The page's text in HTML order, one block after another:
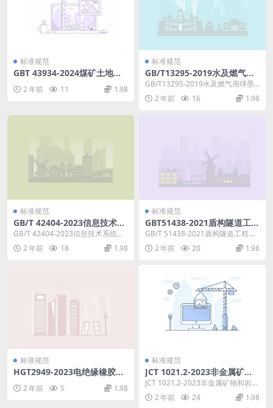
标准规范
GBT 43934-2024煤矿土地复
垦与生态修复技术规范.pdf
2 年前 11 1.98
标准规范
GB/T13295-2019水及燃气用
球墨铸铁管管件和附件含2021
年第一号修改单.pdf
GB/T13295-2019水及燃气用球墨
铸铁管管件和附件含2021年第一号
修改...2 年前 16 1.98
标准规范
GB/T 42404-2023信息技术系
统间远程通信和信息交换局域
网和城域网桥接局域网用时间
敏感应用的定时和同步.pdf
GB/T 42404-2023信息技术系统间
远程通信和信息交换局域网和城域
网桥接...
2 年前 18 1.98
标准规范
GBT51438-2021盾构隧道工程
设计标准.pdf
GB/T 51438-2021盾构隧道工程设
计标准 1.0.1为在盾构隧道工程设...
2 年前 20 1.98
标准规范
HGT2949-2023电绝缘橡胶板.
2 年前 5 1.98
标准规范
JCT 1021.2-2023非金属矿物
和岩石化学分析方法 第2部分
硅酸盐岩石、矿物及硅质原料
化学分析方法.pdf
JCT 1021.2-2023非金属矿物和岩石
化学分析方法 第2部分 硅酸盐岩
石...2 年前 24 1.98